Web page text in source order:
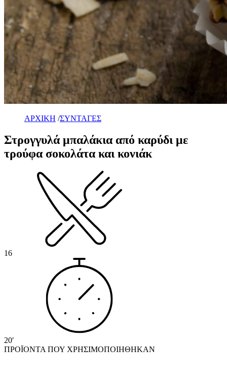
ΑΡΧΙΚΗ /ΣΥΝΤΑΓΕΣ
Στρογγυλά μπαλάκια από καρύδι με
τρούφα σοκολάτα και κονιάκ
16
20′
ΠΡΟΪΟΝΤΑ ΠΟΥ ΧΡΗΣΙΜΟΠΟΙΗΘΗΚΑΝ